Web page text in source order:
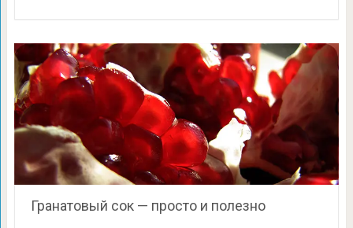
Гранатовый сок — просто и полезно